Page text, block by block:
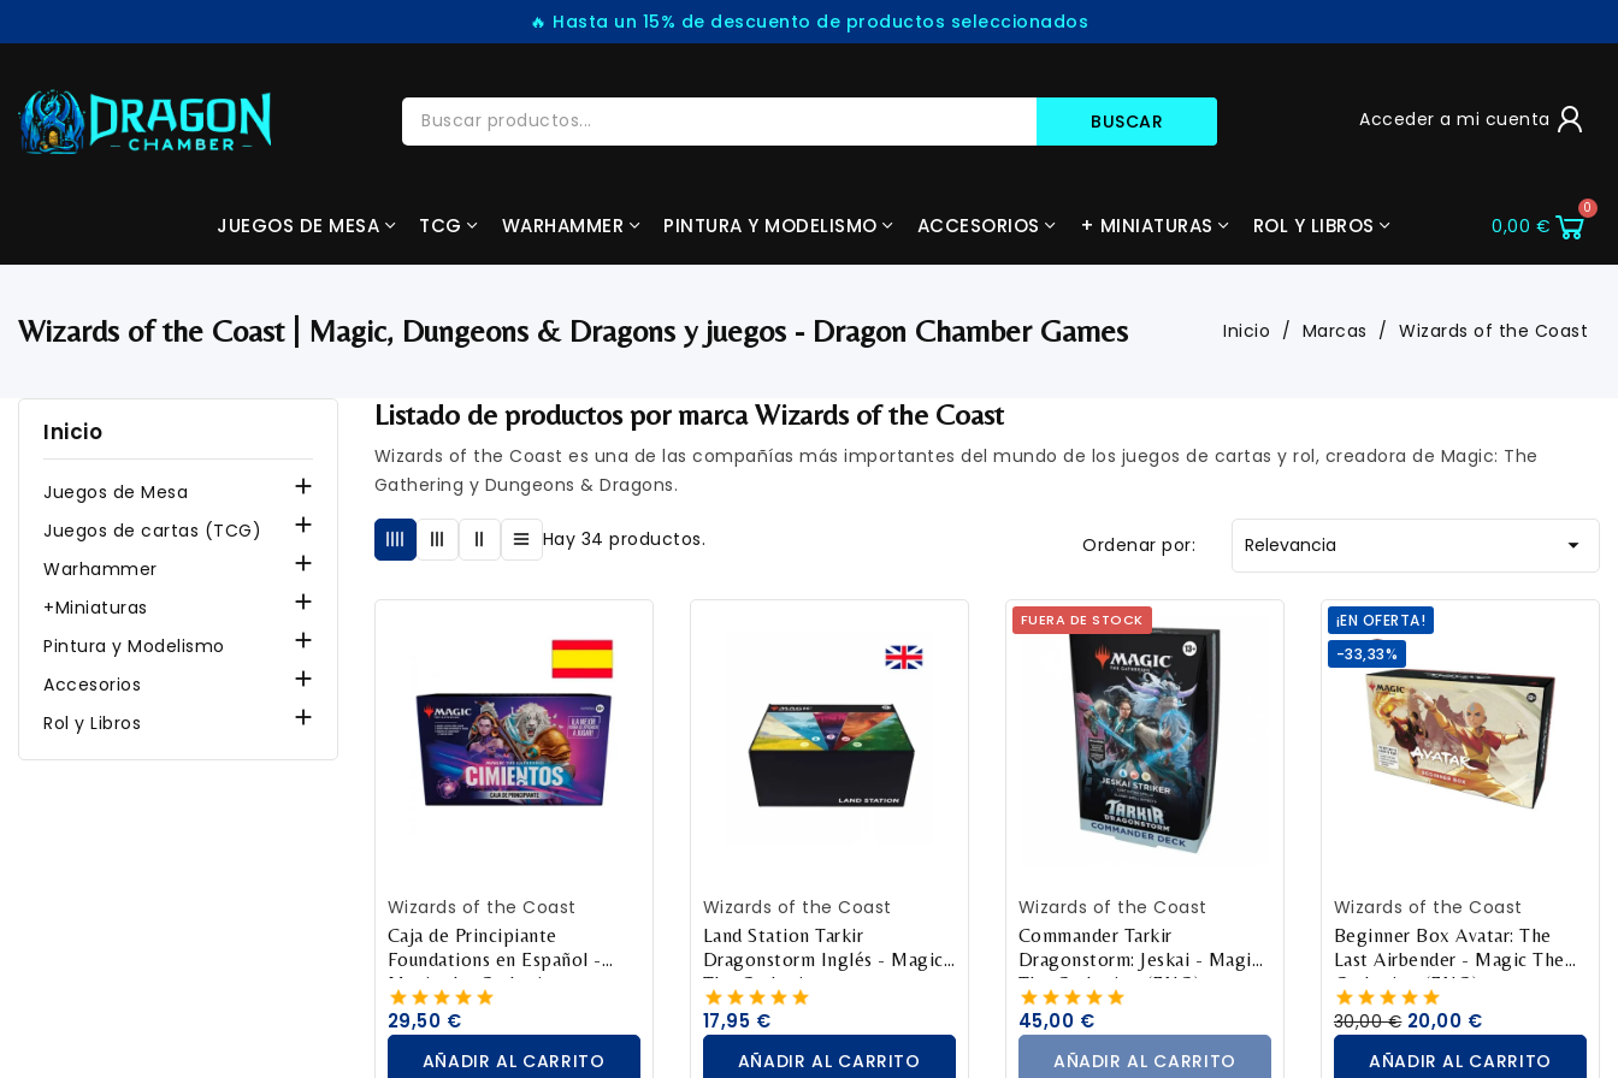
🔥 Hasta un 15% de descuento de productos seleccionados​
BUSCAR Acceder a mi cuenta
JUEGOS DE MESA TCG WARHAMMER PINTURA Y MODELISMO ACCESORIOS + MINIATURAS ROL Y LIBROS 0,00 €
Wizards of the Coast | Magic, Dungeons & Dragons y juegos - Dragon Chamber Games Inicio Marcas Wizards of the Coast
Inicio
Juegos de Mesa 
Juegos de cartas (TCG) 
Warhammer 
+Miniaturas 
Pintura y Modelismo 
Accesorios 
Rol y Libros 
Listado de productos por marca Wizards of the Coast
Wizards of the Coast es una de las compañías más importantes del mundo de los juegos de cartas y rol, creadora de Magic: The
Gathering y Dungeons & Dragons.
Hay 34 productos. Ordenar por: Relevancia 
AÑADIR AL CARRITO
Wizards of the Coast
Caja de Principiante
Foundations en Español -
Magic the Gathering
29,50 €
AÑADIR AL CARRITO
AÑADIR AL CARRITO
Wizards of the Coast
Land Station Tarkir
Dragonstorm Inglés - Magic
The Gathering
17,95 €
AÑADIR AL CARRITO
FUERA DE STOCK
AÑADIR AL CARRITO
Wizards of the Coast
Commander Tarkir
Dragonstorm: Jeskai - Magic
The Gathering (ENG)
45,00 €
AÑADIR AL CARRITO
¡EN OFERTA!
-33,33%
AÑADIR AL CARRITO
Wizards of the Coast
Beginner Box Avatar: The
Last Airbender - Magic The
Gathering (ENG)
30,00 € 20,00 €
AÑADIR AL CARRITO